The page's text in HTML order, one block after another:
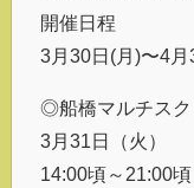
開催日程
3月30日(月)〜4月
◎船橋マルチスク
3月31日（火）
14:00頃～21:00